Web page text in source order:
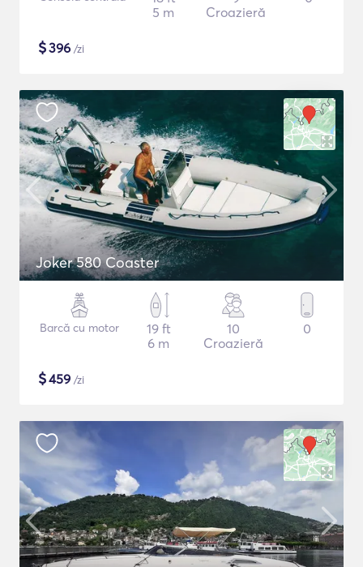
5 m
Croazieră
$396 /zi
Joker 580 Coaster
Barcă cu motor
19 ft
6 m
10
Croazieră
0
$459 /zi